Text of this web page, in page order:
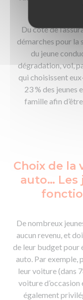
Du côté de
démarches pour la
du jeune
dégradation, vol,
qui choisissent
23 % des jeunes
famille afin
Choix de la
auto… Les
De nombreux
aucun revenu, et
de leur budget pour
auto. Par exemple,
leur voiture (dans
voiture d’occasion
également